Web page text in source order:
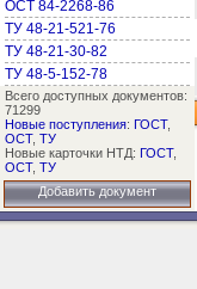
ОСТ 84-2268-86
ТУ 48-21-521-76
ТУ 48-21-30-82
ТУ 48-5-152-78
Всего доступных документов:
71299
Новые поступления: ГОСТ,
ОСТ, ТУ
Новые карточки НТД: ГОСТ,
ОСТ, ТУ
Добавить документ